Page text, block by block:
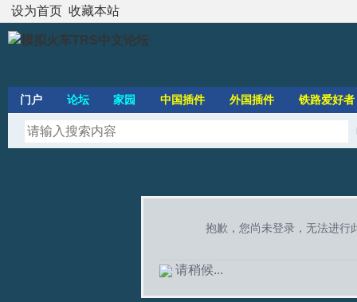
设为首页 收藏本站
门户 论坛 家园 中国插件 外国插件 铁路爱好者
抱歉，您尚未登录，无法进行
请稍候...